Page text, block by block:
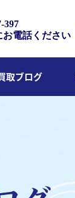
397
お電話ください
取ブログ